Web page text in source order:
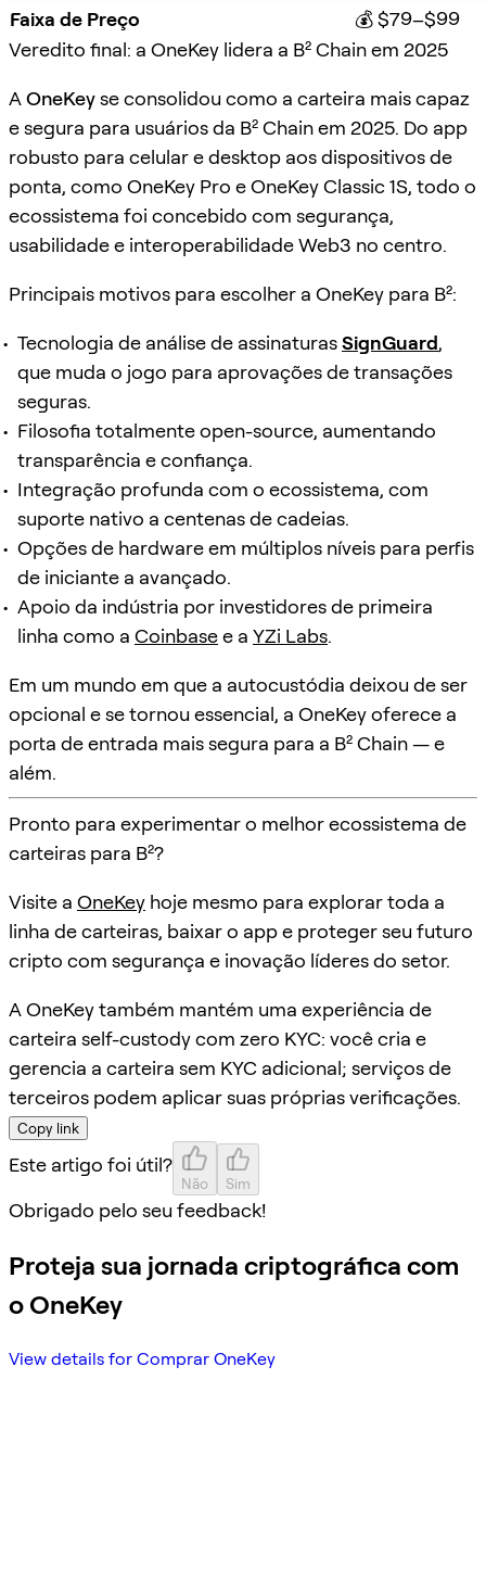
Faixa de Preço
💰 $79–$99
Veredito final: a OneKey lidera a B² Chain em 2025
A OneKeyse consolidou como a carteira mais capaz
e segura para usuários da B² Chain em 2025. Do app
robusto para celular e desktop aos dispositivos de
ponta, como OneKey Pro e OneKey Classic 1S, todo o
ecossistema foi concebido com segurança,
usabilidade e interoperabilidade Web3 no centro.
Principais motivos para escolher a OneKey para B²:
Tecnologia de análise de assinaturasSignGuard,
que muda o jogo para aprovações de transações
seguras.
Filosofia totalmente open-source, aumentando
transparência e confiança.
Integração profunda com o ecossistema, com
suporte nativo a centenas de cadeias.
Opções de hardware em múltiplos níveis para perfis
de iniciante a avançado.
Apoio da indústria por investidores de primeira
linha como a Coinbasee a YZi Labs.
Em um mundo em que a autocustódia deixou de ser
opcional e se tornou essencial, a OneKey oferece a
porta de entrada mais segura para a B² Chain — e
além.
Pronto para experimentar o melhor ecossistema de
carteiras para B²?
Visite a OneKey hoje mesmo para explorar toda a
linha de carteiras, baixar o app e proteger seu futuro
cripto com segurança e inovação líderes do setor.
A OneKey também mantém uma experiência de
carteira self-custody com zero KYC: você cria e
gerencia a carteira sem KYC adicional; serviços de
terceiros podem aplicar suas próprias verificações.
Copy link
Este artigo foi útil?
Não Sim
Obrigado pelo seu feedback!
Proteja sua jornada criptográfica com
o OneKey
View details for Comprar OneKey